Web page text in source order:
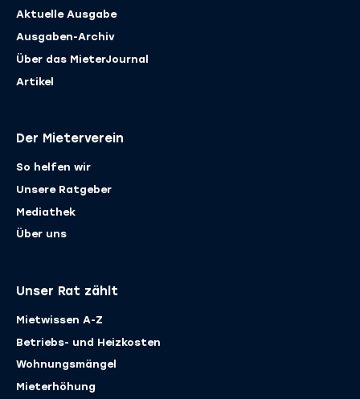
Aktuelle Ausgabe
Ausgaben-Archiv
Über das MieterJournal
Artikel
Der Mieterverein
So helfen wir
Unsere Ratgeber
Mediathek
Über uns
Unser Rat zählt
Mietwissen A-Z
Betriebs- und Heizkosten
Wohnungsmängel
Mieterhöhung